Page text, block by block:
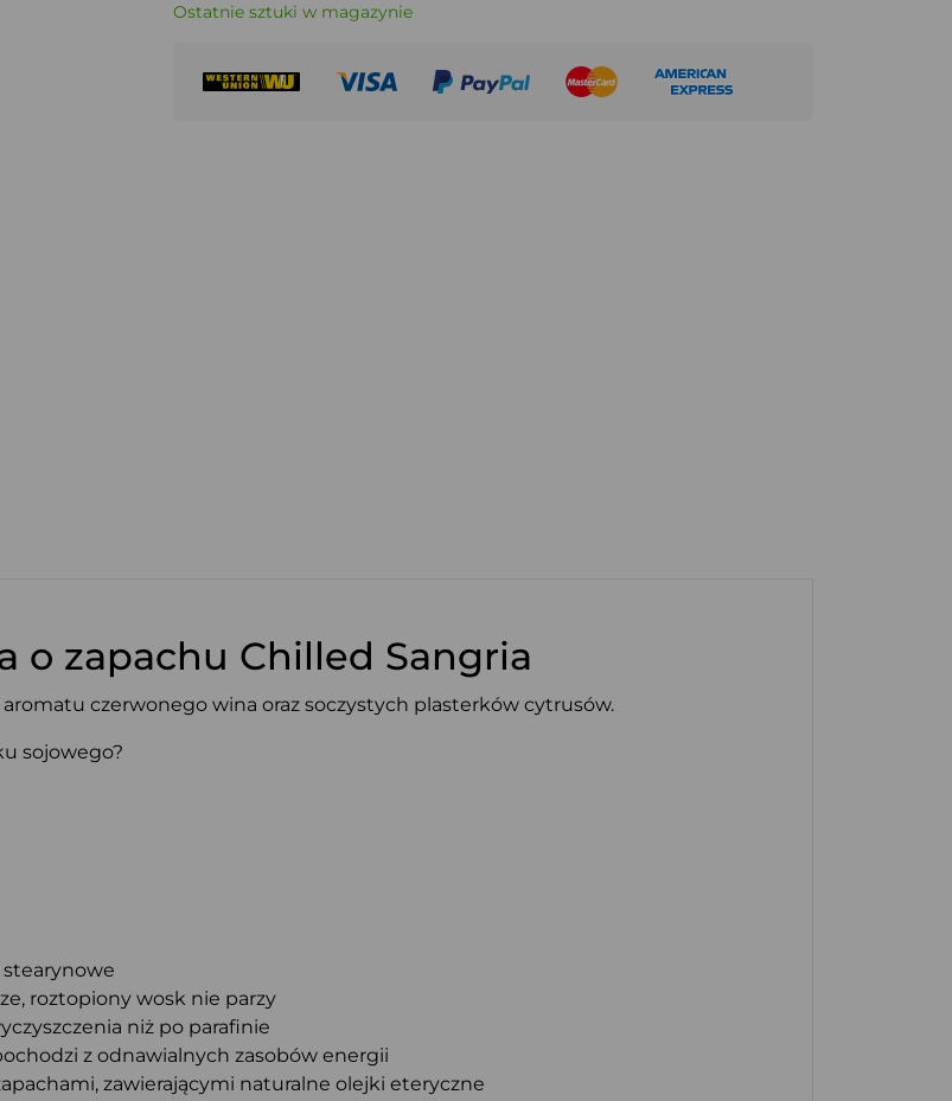
Ostatnie sztuki w magazynie
o zapachu Chilled Sangria
czerwonego wina oraz soczystych plasterków cytrusów.
sojowego?
roztopiony wosk nie parzy
niż po parafinie
z odnawialnych zasobów energii
zawierającymi naturalne olejki eteryczne